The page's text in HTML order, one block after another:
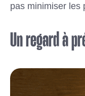
pas minimiser les
Un regard à